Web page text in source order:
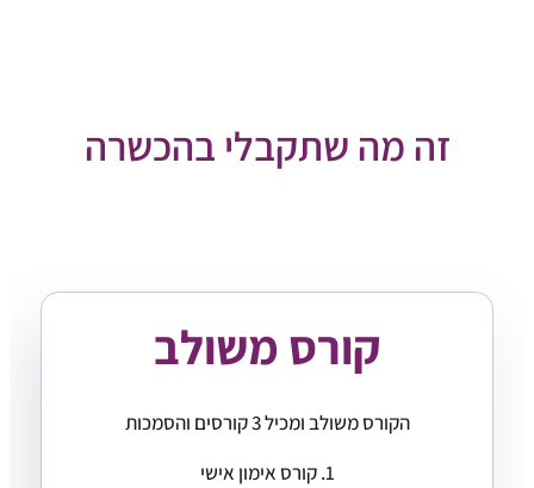
זה מה שתקבלי בהכשרה
קורס משולב
הקורס משולב ומכיל 3 קורסים והסמכות
1. קורס אימון אישי